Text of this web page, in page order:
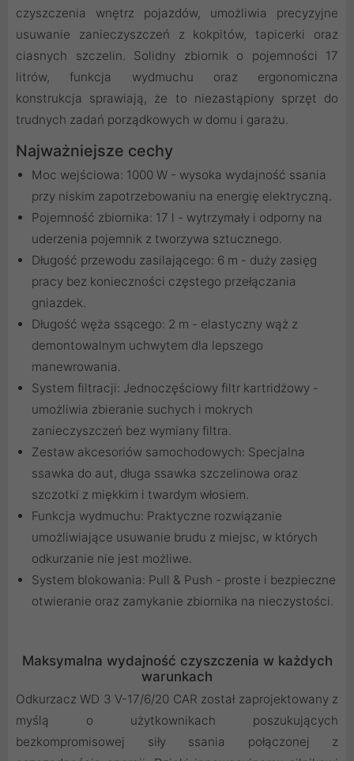
czyszczenia wnętrz pojazdów, umożliwia precyzyjne
usuwanie zanieczyszczeń z kokpitów, tapicerki oraz
ciasnych szczelin. Solidny zbiornik o pojemności 17
litrów, funkcja wydmuchu oraz ergonomiczna
konstrukcja sprawiają, że to niezastąpiony sprzęt do
trudnych zadań porządkowych w domu i garażu.
Najważniejsze cechy
Moc wejściowa: 1000 W - wysoka wydajność ssania
przy niskim zapotrzebowaniu na energię elektryczną.
Pojemność zbiornika: 17 l - wytrzymały i odporny na
uderzenia pojemnik z tworzywa sztucznego.
Długość przewodu zasilającego: 6 m - duży zasięg
pracy bez konieczności częstego przełączania
gniazdek.
Długość węża ssącego: 2 m - elastyczny wąż z
demontowalnym uchwytem dla lepszego
manewrowania.
System filtracji: Jednoczęściowy filtr kartridżowy -
umożliwia zbieranie suchych i mokrych
zanieczyszczeń bez wymiany filtra.
Zestaw akcesoriów samochodowych: Specjalna
ssawka do aut, długa ssawka szczelinowa oraz
szczotki z miękkim i twardym włosiem.
Funkcja wydmuchu: Praktyczne rozwiązanie
umożliwiające usuwanie brudu z miejsc, w których
odkurzanie nie jest możliwe.
System blokowania: Pull & Push - proste i bezpieczne
otwieranie oraz zamykanie zbiornika na nieczystości.
Maksymalna wydajność czyszczenia w każdych
warunkach
Odkurzacz WD 3 V-17/6/20 CAR został zaprojektowany z
myślą o użytkownikach poszukujących
bezkompromisowej siły ssania połączonej z